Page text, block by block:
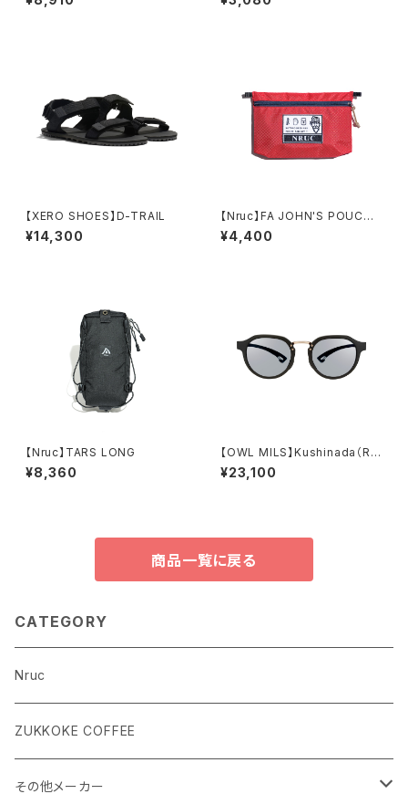
【XERO SHOES】D-TRAIL
¥14,300
【Nruc】FA JOHN'S POUCH
＜M＞
¥4,400
【Nruc】TARS LONG
¥8,360
【OWL MILS】Kushinada（RD
-005）
¥23,100
商品一覧に戻る
CATEGORY
Nruc
ZUKKOKE COFFEE
その他メーカー